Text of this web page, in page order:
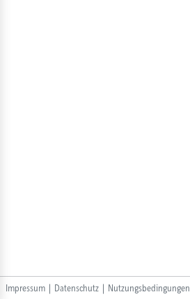
Impressum | Datenschutz | Nutzungsbedingungen